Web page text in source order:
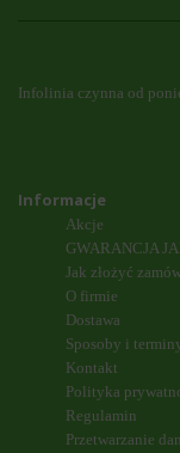
Infolinia czynna od
Informacje
Akcje
GWARANCJA
Jak złożyć
O firmie
Dostawa
Sposoby i
Kontakt
Polityka
Regulamin
Przetwarzanie